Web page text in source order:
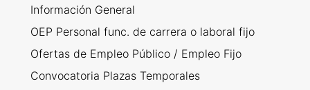
Información General
OEP Personal func. de carrera o laboral fijo
Ofertas de Empleo Público / Empleo Fijo
Convocatoria Plazas Temporales